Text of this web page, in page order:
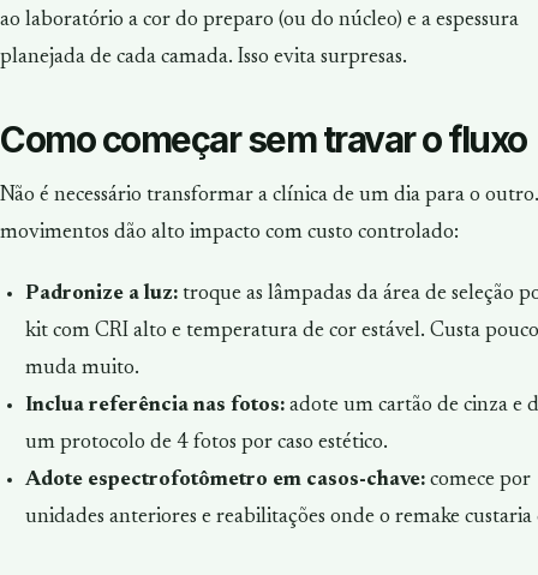
ao laboratório a cor do preparo (ou do núcleo) e a espessura
planejada de cada camada. Isso evita surpresas.
Como começar sem travar o fluxo
Não é necessário transformar a clínica de um dia para o
movimentos dão alto impacto com custo controlado:
Padronize a luz:troque as lâmpadas da área de seleção
kit com CRI alto e temperatura de cor estável. Custa
muda muito.
Inclua referência nas fotos:adote um cartão de cinza e
um protocolo de 4 fotos por caso estético.
Adote espectrofotômetro em casos-chave:comece por
unidades anteriores e reabilitações onde o remake custaria